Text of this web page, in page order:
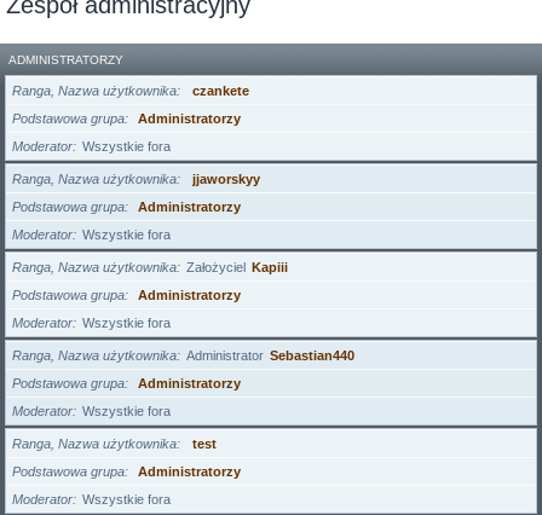
ADMINISTRATORZY
Ranga, Nazwa użytkownika
czankete
Podstawowa grupa
Administratorzy
Moderator
Wszystkie fora
Ranga, Nazwa użytkownika
jjaworskyy
Podstawowa grupa
Administratorzy
Moderator
Wszystkie fora
Ranga, Nazwa użytkownika Założyciel Kapiii
Podstawowa grupa
Administratorzy
Moderator
Wszystkie fora
Ranga, Nazwa użytkownika Administrator Sebastian440
Podstawowa grupa
Administratorzy
Moderator
Wszystkie fora
Ranga, Nazwa użytkownika
test
Podstawowa grupa
Administratorzy
Moderator
Wszystkie fora